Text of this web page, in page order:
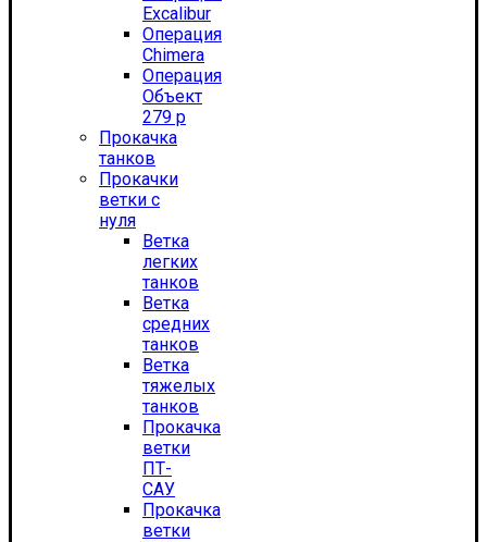
Excalibur
Операция
Chimera
Операция
Объект
279 р
Прокачка
танков
Прокачки
ветки с
нуля
Ветка
легких
танков
Ветка
средних
танков
Ветка
тяжелых
танков
Прокачка
ветки
ПТ-
САУ
Прокачка
ветки